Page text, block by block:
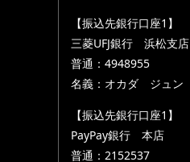
【振込先銀行口座1】
三菱UFJ銀行 浜松支店
普通：4948955
名義：オカダ ジュン
【振込先銀行口座1】
PayPay銀行 本店
普通：2152537